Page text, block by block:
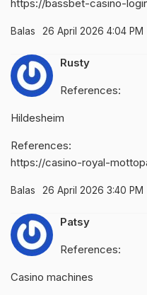
https://bassbet-casino-
Balas 26 April 2026 4:04 PM
Rusty
References:
Hildesheim
References:
https://casino-royal-
Balas 26 April 2026 3:40 PM
Patsy
References:
Casino machines